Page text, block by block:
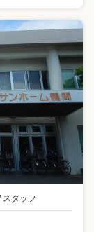
スタッフ